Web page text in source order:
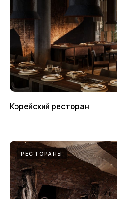
Корейский ресторан
РЕСТОРАНЫ